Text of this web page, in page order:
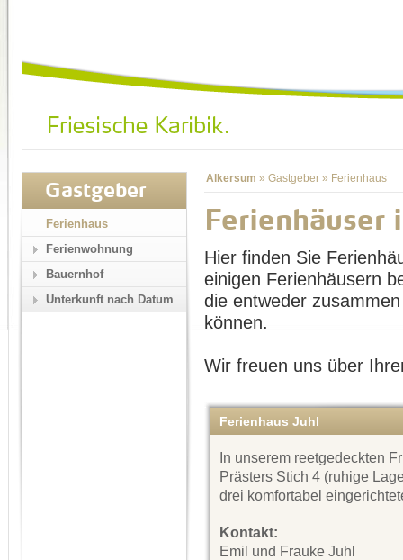
Alkersum » Gastgeber » Ferienhaus
Ferienhäuser
Hier finden Sie
einigen Ferienhäusern
die entweder
können.
Wir freuen uns über
Ferienhaus Juhl
In unserem reetgedeckten
Prästers Stich 4 (ruhige
drei komfortabel
Kontakt:
Emil und Frauke Juhl
Gastgeber
Ferienhaus
Ferienwohnung
Bauernhof
Unterkunft nach Datum